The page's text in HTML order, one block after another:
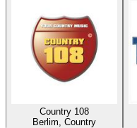
Country 108
Berlim, Country